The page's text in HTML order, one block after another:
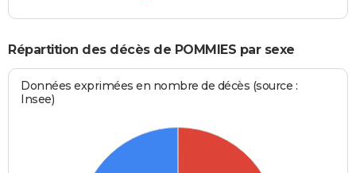
Répartition des décès de POMMIES par sexe
Données exprimées en nombre de décès (source :
Insee)